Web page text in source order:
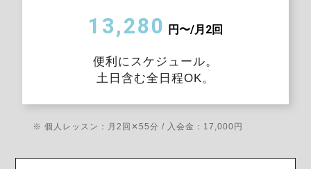
13,280 円〜/月2回
便利にスケジュール。
土日含む全日程OK。
※ 個人レッスン：月2回✕55分 / 入会金：17,000円